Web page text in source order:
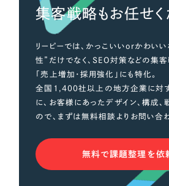
集客戦略もお任せく
リーピーでは、かっこいいorかわい
性”だけでなく、SEO対策などの集
「売上増加・採用強化」にも特化。
全国1,400社以上の地方企業に対
に、お客様にあったデザイン、構成
ので、まずは無料相談よりお問い合わ
無料で課題整理を依